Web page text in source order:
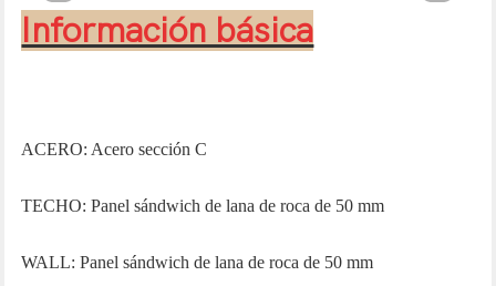
Información básica
ACERO: Acero sección C
TECHO: Panel sándwich de lana de roca de 50 mm
WALL:Panel sándwich de lana de roca de 50 mm